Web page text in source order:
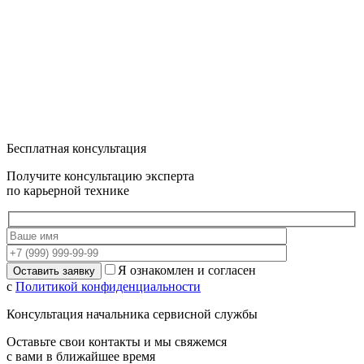
Бесплатная консультация
Получите консультацию эксперта
по карьерной технике
Я ознакомлен и согласен
с Политикой конфиденциальности
Консультация начальника сервисной службы
Оставьте свои контакты и мы свяжемся
с вами в ближайшее время